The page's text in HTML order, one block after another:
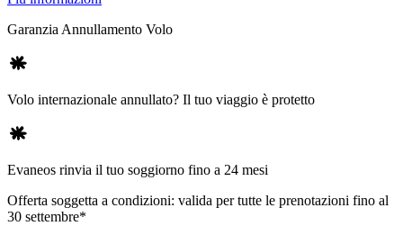
Garanzia Annullamento Volo
Volo internazionale annullato? Il tuo viaggio è protetto
Evaneos rinvia il tuo soggiorno fino a 24 mesi
Offerta soggetta a condizioni: valida per tutte le prenotazioni fino al
30 settembre*